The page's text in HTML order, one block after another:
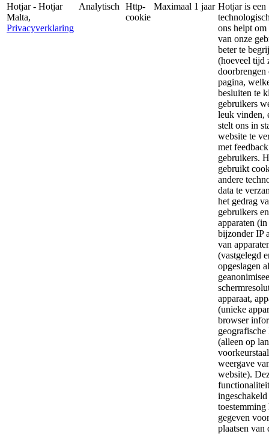
Hotjar - Hotjar
Malta,
Privacyverklaring
Analytisch
Http-
cookie
Maximaal 1 jaar Hotjar is een
ons helpt
van onze
beter te
(hoeveel tijd
pagina,
besluiten te
gebruikers
leuk vinden,
stelt ons in
website te
met
gebruikers.
gebruikt
andere
data te
het gedrag
gebruikers
apparaten (in
bijzonder IP
van
(vastgelegd
opgeslagen
apparaat,
(unieke
browser
geografische
(alleen op
weergave
website).
toestemming
gegeven
plaatsen van